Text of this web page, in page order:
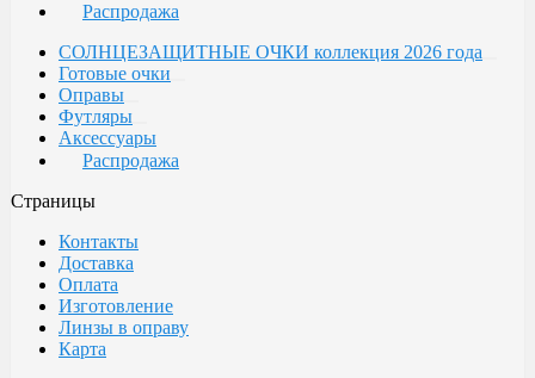
Распродажа
СОЛНЦЕЗАЩИТНЫЕ ОЧКИ коллекция 2026 года
Готовые очки
Оправы
Футляры
Аксессуары
Распродажа
Страницы
Контакты
Доставка
Оплата
Изготовление
Линзы в оправу
Карта